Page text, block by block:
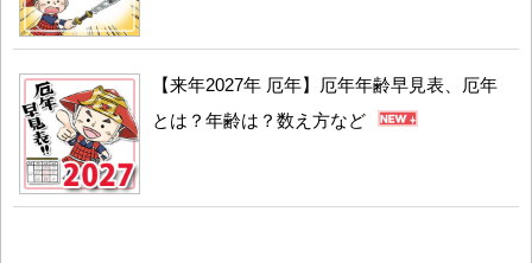
【来年2027年 厄年】厄年年齢早見表、厄年
とは？年齢は？数え方など